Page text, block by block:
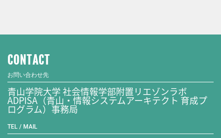
CONTACT
お問い合わせ先
青山学院大学 社会情報学部附置リエゾンラボ
ADPISA（青山・情報システムアーキテクト 育成プ
ログラム）事務局
TEL / MAIL